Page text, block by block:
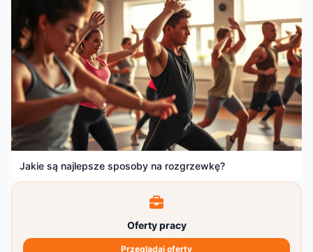
Jakie są najlepsze sposoby na rozgrzewkę?
Oferty pracy
Przeglądaj oferty